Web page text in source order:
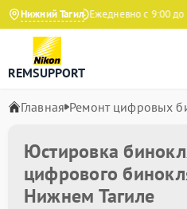
Нижний Тагил
4.9 на Яндекс Ежедневно с 9:00 до
REMSUPPORT
Главная Ремонт цифровых
Юстировка
цифрового
Нижнем Тагиле